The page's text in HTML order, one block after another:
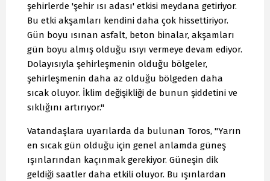
şehirlerde 'şehir ısı adası' etkisi meydana getiriyor.
Bu etki akşamları kendini daha çok hissettiriyor.
Gün boyu ısınan asfalt, beton binalar, akşamları
gün boyu almış olduğu ısıyı vermeye devam ediyor.
Dolayısıyla şehirleşmenin olduğu bölgeler,
şehirleşmenin daha az olduğu bölgeden daha
sıcak oluyor. İklim değişikliği de bunun şiddetini ve
sıklığını artırıyor."
Vatandaşlara uyarılarda da bulunan Toros, "Yarın
en sıcak gün olduğu için genel anlamda güneş
ışınlarından kaçınmak gerekiyor. Güneşin dik
geldiği saatler daha etkili oluyor. Bu ışınlardan